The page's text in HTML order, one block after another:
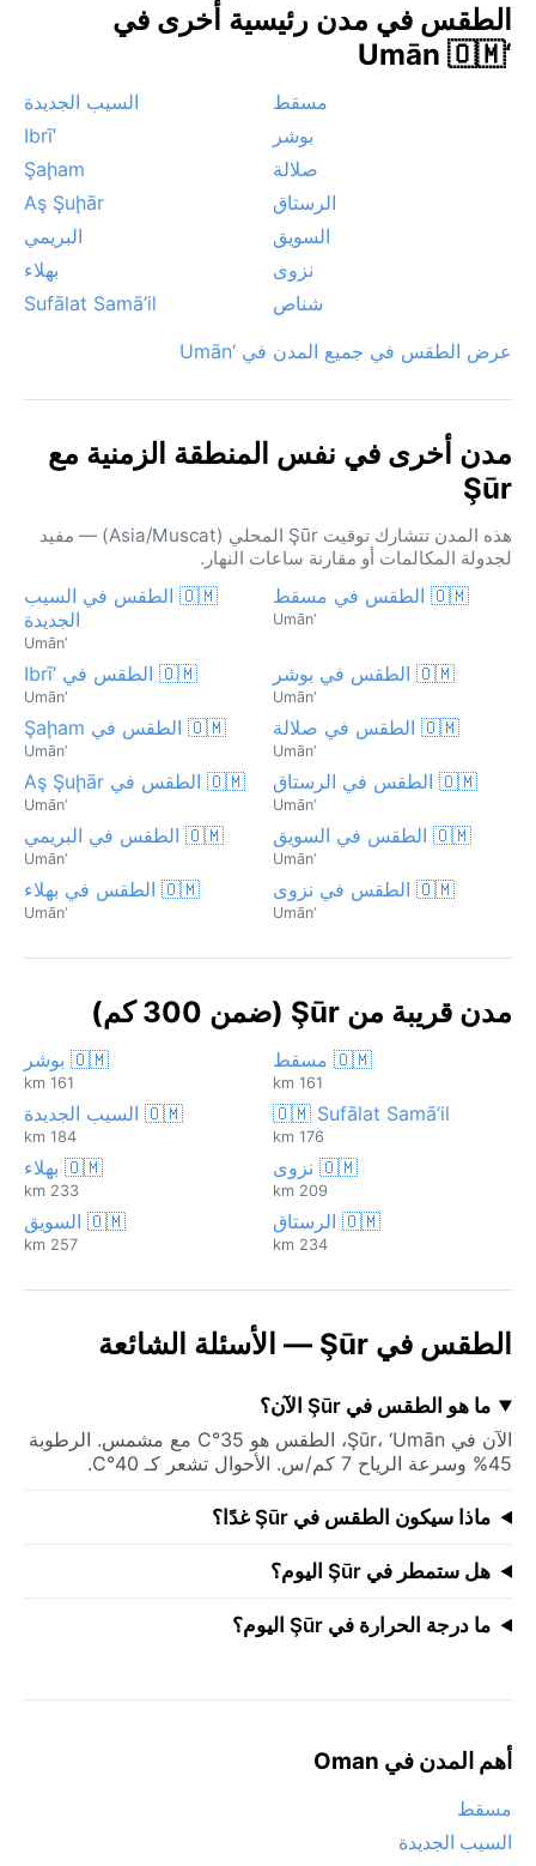
الطقس في مدن رئيسية أخرى في
‘Umān 🇴🇲
مسقط
السيب الجديدة
بوشر
‘Ibrī
صلالة
Şaḩam
الرستاق
Aş Şuḩār
السويق
البريمي
نزوى
بهلاء
شناص
Sufālat Samā’il
عرض الطقس في جميع المدن في ‘Umān
مدن أخرى في نفس المنطقة الزمنية مع
Şūr
هذه المدن تتشارك توقيت Şūr المحلي (Asia/Muscat) — مفيد
لجدولة المكالمات أو مقارنة ساعات النهار.
🇴🇲 الطقس في مسقط
‘Umān
🇴🇲 الطقس في السيب
الجديدة
‘Umān
🇴🇲 الطقس في بوشر
‘Umān
🇴🇲 الطقس في ‘Ibrī
‘Umān
🇴🇲 الطقس في صلالة
‘Umān
🇴🇲 الطقس في Şaḩam
‘Umān
🇴🇲 الطقس في الرستاق
‘Umān
🇴🇲 الطقس في Aş Şuḩār
‘Umān
🇴🇲 الطقس في السويق
‘Umān
🇴🇲 الطقس في البريمي
‘Umān
🇴🇲 الطقس في نزوى
‘Umān
🇴🇲 الطقس في بهلاء
‘Umān
مدن قريبة من Şūr (ضمن 300 كم)
🇴🇲 مسقط
161 km
🇴🇲 بوشر
161 km
🇴🇲 Sufālat Samā’il
176 km
🇴🇲 السيب الجديدة
184 km
🇴🇲 نزوى
209 km
🇴🇲 بهلاء
233 km
🇴🇲 الرستاق
234 km
🇴🇲 السويق
257 km
الطقس في Şūr — الأسئلة الشائعة
ما هو الطقس في Şūr الآن؟
الآن في Şūr، ‘Umān، الطقس هو 35°C مع مشمس. الرطوبة
45% وسرعة الرياح 7 كم/س. الأحوال تشعر كـ 40°C.
ماذا سيكون الطقس في Şūr غدًا؟
هل ستمطر في Şūr اليوم؟
ما درجة الحرارة في Şūr اليوم؟
أهم المدن في Oman
مسقط
السيب الجديدة